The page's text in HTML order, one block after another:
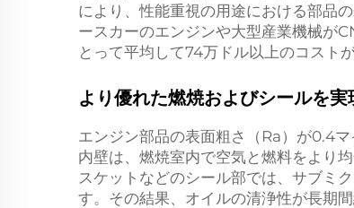
により、性能重視の用途における部品
ースカーのエンジンや大型産業機械が
とって平均して74万ドル以上のコスト
より優れた燃焼およびシールを
エンジン部品の表面粗さ（Ra）が0.4
内壁は、燃焼室内で空気と燃料をより
スケットなどのシール部では、サブミ
す。その結果、オイルの清浄性が長期